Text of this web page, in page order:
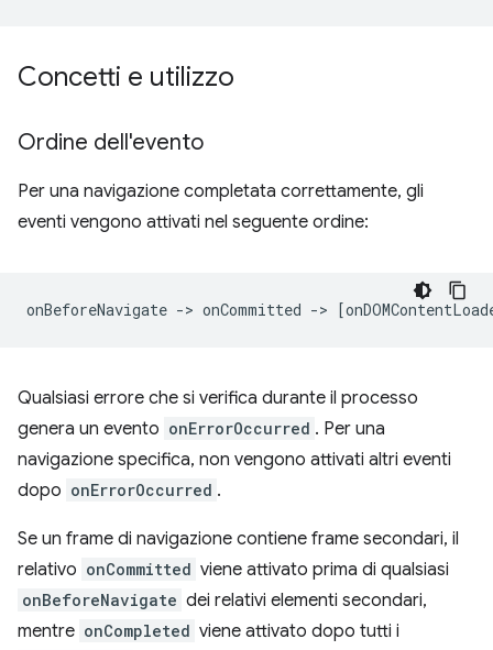
Concetti e utilizzo
Ordine dell'evento
Per una navigazione completata correttamente, gli
eventi vengono attivati nel seguente ordine:
Qualsiasi errore che si verifica durante il processo
genera un evento onErrorOccurred . Per una
navigazione specifica, non vengono attivati altri eventi
dopo onErrorOccurred .
Se un frame di navigazione contiene frame secondari, il
relativo onCommitted viene attivato prima di qualsiasi
onBeforeNavigate dei relativi elementi secondari,
mentre onCompleted viene attivato dopo tutti i